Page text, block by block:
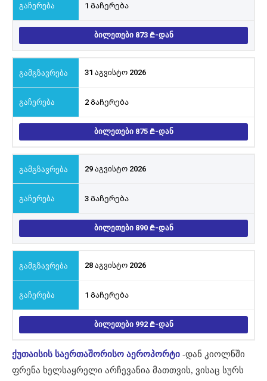
1 Გაჩერება
ᲑᲘᲚᲔᲗᲔᲑᲘ 873 -ᲓᲐᲜ
31 აგვისტო 2026
2 Გაჩერება
ᲑᲘᲚᲔᲗᲔᲑᲘ 875 -ᲓᲐᲜ
29 აგვისტო 2026
3 Გაჩერება
ᲑᲘᲚᲔᲗᲔᲑᲘ 890 -ᲓᲐᲜ
28 აგვისტო 2026
1 Გაჩერება
ᲑᲘᲚᲔᲗᲔᲑᲘ 992 -ᲓᲐᲜ
ქუთაისის საერთაშორისო აეროპორტი -დან კიოლნში
ფრენა ხელსაყრელი არჩევანია მათთვის, ვისაც სურს